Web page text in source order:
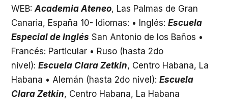
WEB: Academia Ateneo, Las Palmas de Gran
Canaria, España 10- Idiomas: • Inglés: Escuela
Especial de Inglés San Antonio de los Baños •
Francés: Particular • Ruso (hasta 2do
nivel): Escuela Clara Zetkin, Centro Habana, La
Habana • Alemán (hasta 2do nivel): Escuela
Clara Zetkin, Centro Habana, La Habana